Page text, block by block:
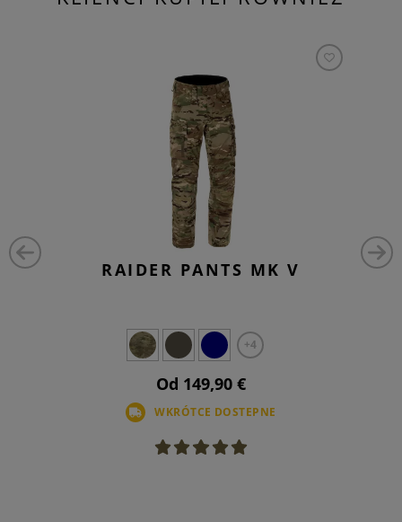
RAIDER PANTS MK V
+4
Od 149,90 €
WKRÓTCE DOSTEPNE